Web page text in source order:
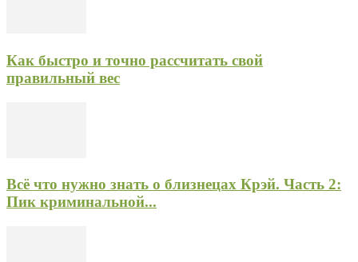
Как быстро и точно рассчитать свой
правильный вес
Всё что нужно знать о близнецах Крэй. Часть 2:
Пик криминальной...